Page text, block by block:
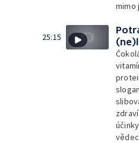
mimo
25:15